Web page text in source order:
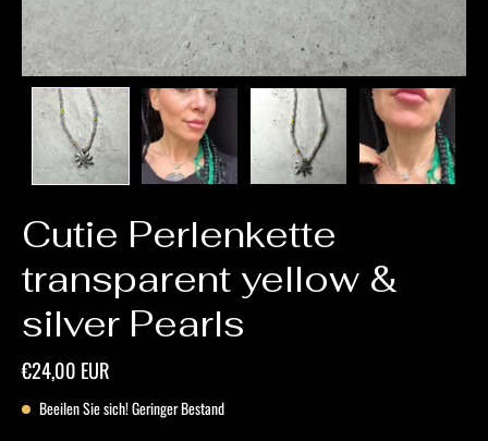
Cutie Perlenkette
transparent yellow &
silver Pearls
€24,00 EUR
Beeilen Sie sich! Geringer Bestand